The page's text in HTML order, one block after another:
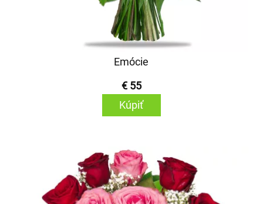
Emócie
€ 55
Kúpiť